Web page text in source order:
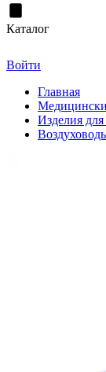
Каталог
Войти
Главная
Изделия